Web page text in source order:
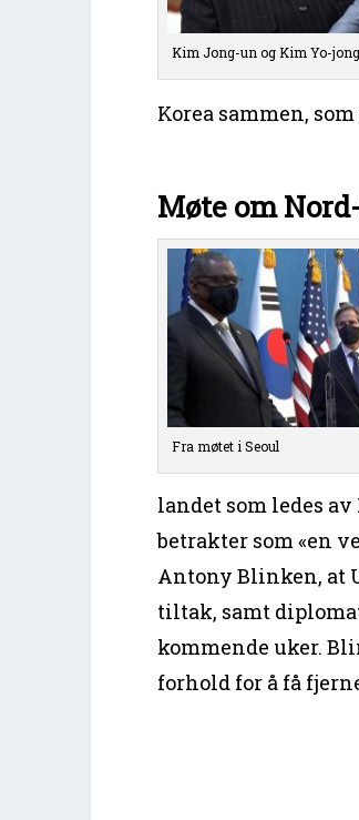
Kim Jong-un og Kim Yo-jong
Korea sammen,
Møte om
Fra møtet i Seoul
landet som ledes
betrakter som «en
Antony Blinken, at
tiltak, samt
kommende uker.
forhold for å få